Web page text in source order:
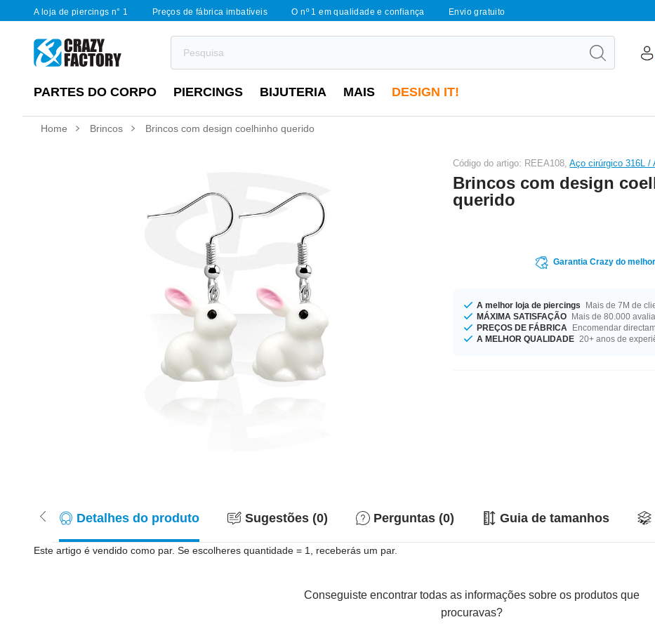
A loja de piercings n° 1 Preços de fábrica imbatíveis O nº 1 em qualidade e confiança Envio gratuito
PARTES DO CORPO PIERCINGS BIJUTERIA MAIS DESIGN IT!
Home Brincos Brincos com design coelhinho querido
Código do artigo: REEA108,Aço cirúrgico 316L /
Brincos com design
querido
Garantia Crazy do
A melhor loja de piercings
Mais de 7M de
MÁXIMA SATISFAÇÃO Mais de 80.000
PREÇOS DE FÁBRICA
Encomendar
A MELHOR QUALIDADE 20+ anos de
Detalhes do produto Sugestões (0) Perguntas (0) Guia de tamanhos
Este artigo é vendido como par. Se escolheres quantidade = 1, receberás um par.
Conseguiste encontrar todas as informações sobre os produtos que
procuravas?